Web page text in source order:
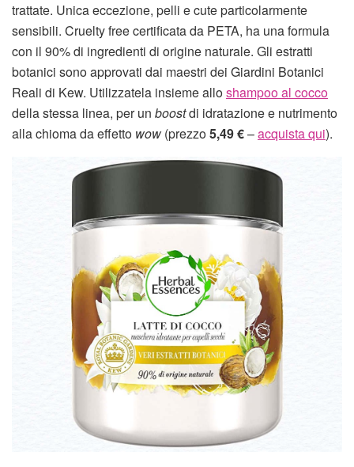
trattate. Unica eccezione, pelli e cute particolarmente
sensibili. Cruelty free certificata da PETA, ha una formula
con il 90% di ingredienti di origine naturale. Gli estratti
botanici sono approvati dai maestri dei Giardini Botanici
Reali di Kew. Utilizzatela insieme alloshampoo al cocco
della stessa linea, per un boostdi idratazione e nutrimento
alla chioma da effetto wow (prezzo5,49 €–acquista qui).